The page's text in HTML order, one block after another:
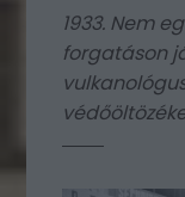
1933. Nem
forgatáson